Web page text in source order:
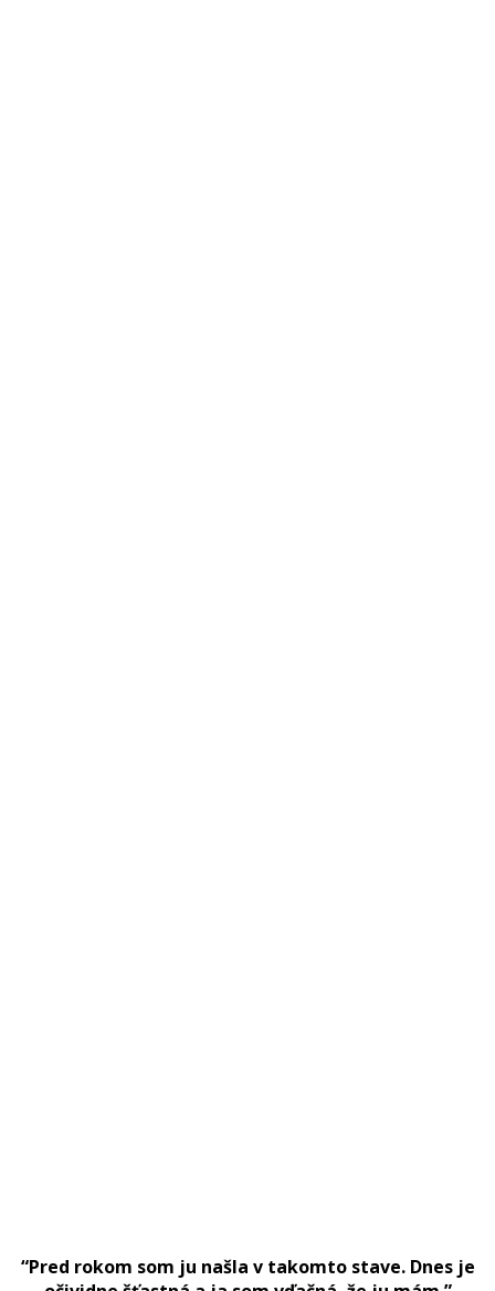
“Pred rokom som ju našla v takomto stave. Dnes je